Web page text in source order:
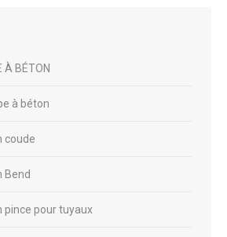
À BÉTON
à béton
coude
Bend
pince pour tuyaux